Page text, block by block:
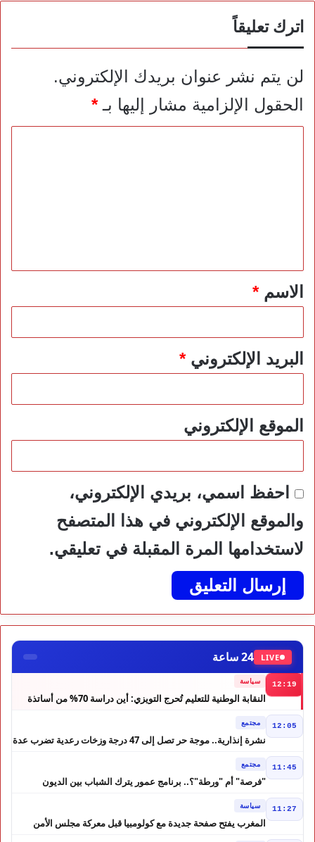
اترك تعليقاً
لن يتم نشر عنوان بريدك الإلكتروني.
الحقول الإلزامية مشار إليها بـ*
*الاسم*
البريد الإلكتروني*
الموقع الإلكتروني
احفظ اسمي، بريدي الإلكتروني،
والموقع الإلكتروني في هذا المتصفح
لاستخدامها المرة المقبلة في تعليقي.
LIVE 24 ساعة
12:19 سياسة
النقابة الوطنية للتعليم تُحرج التويزي: أين دراسة 70% من أساتذة
12:05 مجتمع
نشرة إنذارية.. موجة حر تصل إلى 47 درجة وزخات رعدية تضرب عدة
11:45 مجتمع
"فرصة" أم "ورطة"؟.. برنامج عمور يترك الشباب بين الديون
11:27 سياسة
المغرب يفتح صفحة جديدة مع كولومبيا قبل معركة مجلس الأمن